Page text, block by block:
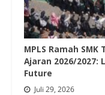
MPLS Ramah
Ajaran 2026/2027:
Future
Juli 29, 2026